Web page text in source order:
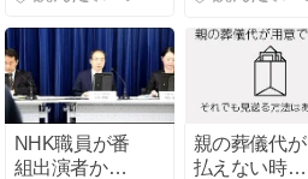
NHK職員が番
組出演者から
親の葬儀代が
払えない時の